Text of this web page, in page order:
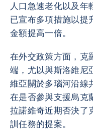
人口急速老化以及年
已宣布多項措施以提
金額提高一倍。
在外交政策方面，克
端，尤以與斯洛維尼
維亞關於多瑙河沿線
在是否參與支援烏克
拉諾維奇近期否決了
訓任務的提案。